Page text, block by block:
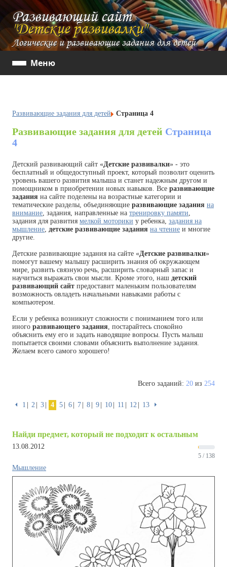
Развивающий сайт
"Детские развивалки"
Логические и развивающие задания для детей
Меню
Развивающие задания для детей Страница 4
Развивающие задания для детей Страница
4
Детский развивающий сайт «Детские развивалки» - это
бесплатный и общедоступный проект, который позволит оценить
уровень вашего развития малыша и станет надежным другом и
помощником в приобретении новых навыков. Все развивающие
задания на сайте поделены на возрастные категории и
тематические разделы, объединяющие развивающие задания на
внимание, задания, направленные на тренировку памяти,
задания для развития мелкой моторики у ребенка, задания на
мышление, детские развивающие задания на чтение и многие
другие.
Детские развивающие задания на сайте «Детские развивалки»
помогут вашему малышу расширить знания об окружающем
мире, развить связную речь, расширить словарный запас и
научиться выражать свои мысли. Кроме этого, наш детский
развивающий сайт предоставит маленьким пользователям
возможность овладеть начальными навыками работы с
компьютером.
Если у ребенка возникнут сложности с пониманием того или
иного развивающего задания, постарайтесь спокойно
объяснить ему его и задать наводящие вопросы. Пусть малыш
попытается своими словами объяснить выполнение задания.
Желаем всего самого хорошего!
Всего заданий: 20 из 254
⏴ 1 2 3 4 5 6 7 8 9 10 11 12 13 ⏵
Найди предмет, который не подходит к остальным
13.08.2012
5 / 138
Мышление